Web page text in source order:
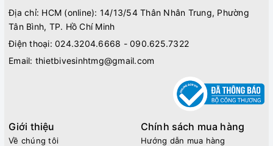
Địa chỉ: HCM (online): 14/13/54 Thân Nhân Trung, Phường
Tân Bình, TP. Hồ Chí Minh
Điện thoại: 024.3204.6668 - 090.625.7322
Email: thietbivesinhtmg@gmail.com
Giới thiệu
Về chúng tôi
Chính sách mua hàng
Hướng dẫn mua hàng